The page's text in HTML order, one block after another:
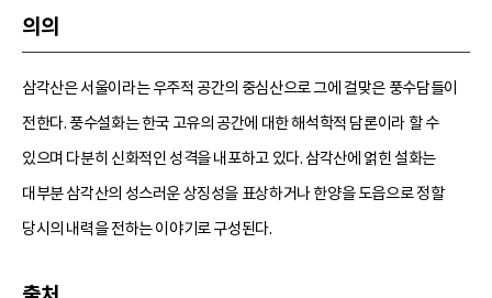
의의
삼각산은 서울이라는 우주적 공간의 중심산으로 그에 걸맞은 풍수담들이
전한다. 풍수설화는 한국 고유의 공간에 대한 해석학적 담론이라 할 수
있으며 다분히 신화적인 성격을 내포하고 있다. 삼각산에 얽힌 설화는
대부분 삼각산의 성스러운 상징성을 표상하거나 한양을 도읍으로 정할
당시의 내력을 전하는 이야기로 구성된다.